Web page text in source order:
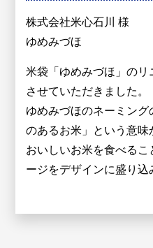
株式会社米心石川 様
ゆめみづほ
米袋「ゆめみづほ」の
させていただきました。
ゆめみづほのネーミン
のあるお米」という意味
おいしいお米を食べる
ージをデザインに盛り込